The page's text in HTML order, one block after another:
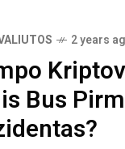
2 years
Bus